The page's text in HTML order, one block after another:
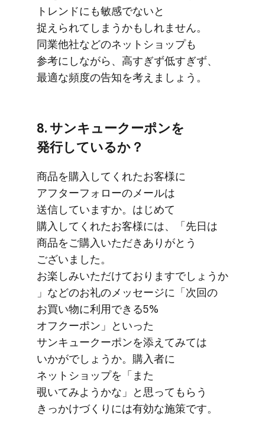
トレンドにも​敏感でないと​
捉えられてしまうかもしれません。​
同業他社などの​ネットショップも​
参考にしながら、​高すぎず低すぎず、​
最適な​頻度の​告知を​考えましょう。
8. サンキュークーポンを​
発行しているか？
商品を​購入してくれた​お客様に​
アフターフォローの​メールは​
送信していますか。​はじめて​
購入してくれた​お客様には、​「先日は​
商品を​ご購入いただき​ありがとう​
ございました。​
お楽しみいただけておりますでしょうか
」などの​お礼の​メッセージに​「次回の​
お買い物に​利用できる​5%
オフクーポン」と​いった​
サンキュークーポンを​添えてみては​
いかがでしょうか。​購入者に​
ネットショップを​「また​
覗いてみようかな」と​思って​もらう​
きっかけづくりには​有効な​施策です。